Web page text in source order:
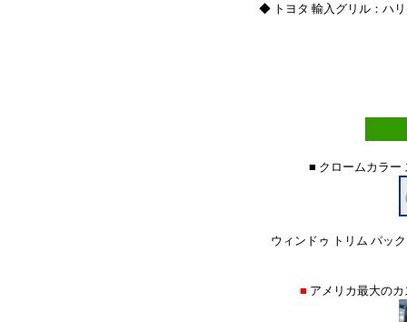
◆ トヨタ 輸入グリル：ハ
■ クロームカラー
ウィンドゥ トリム パッ
■ アメリカ最大の